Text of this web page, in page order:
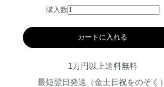
購入数
カートに入れる
1万円以上送料無料
最短翌日発送（金土日祝をのぞく）